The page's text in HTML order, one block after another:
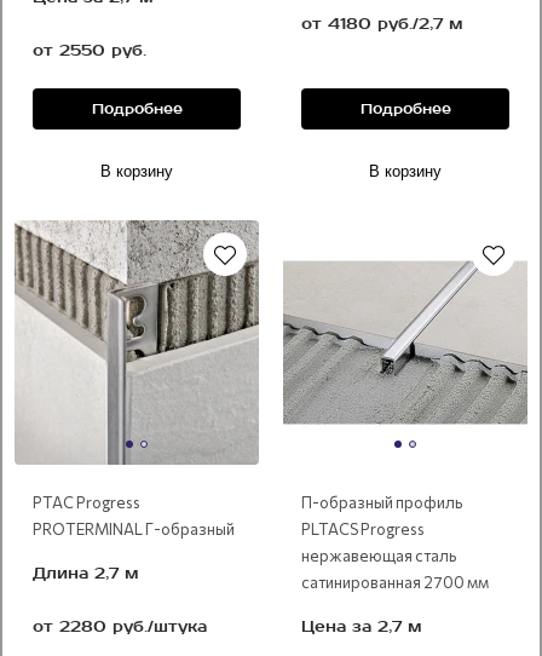
от 2550 руб.
Подробнее
В корзину
от 4180 руб./2,7 м
Подробнее
В корзину
PTAC Progress
PROTERMINAL Г-образный
Длина 2,7 м
от 2280 руб./штука
П-образный профиль
PLTACS Progress
нержавеющая сталь
сатинированная 2700 мм
Цена за 2,7 м